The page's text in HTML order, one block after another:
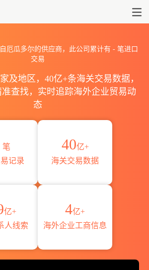
厄瓜多尔的供应商，此公司累计有 - 笔进口
交易
及地区，40亿+条海关交易数据，
查找，实时追踪海外企业贸易动
态
笔
记录
40亿+
海关交易数据
亿+
人线索
4亿+
海外企业工商信息